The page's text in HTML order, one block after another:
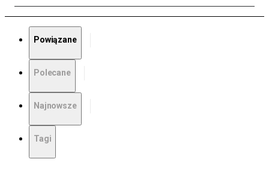
Powiązane
Polecane
Najnowsze
Tagi